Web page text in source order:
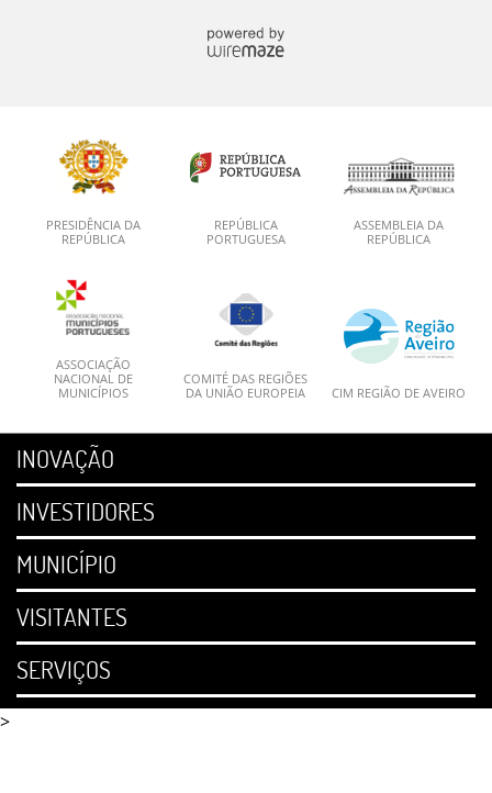
PRESIDÊNCIA DA
REPÚBLICA
REPÚBLICA
PORTUGUESA
ASSEMBLEIA DA
REPÚBLICA
ASSOCIAÇÃO
NACIONAL DE
MUNICÍPIOS
COMITÉ DAS REGIÕES
DA UNIÃO EUROPEIA
CIM REGIÃO DE AVEIRO
INOVAÇÃO
INVESTIDORES
MUNICÍPIO
VISITANTES
SERVIÇOS
>